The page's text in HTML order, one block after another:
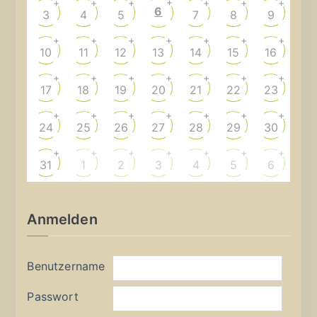
3
+
4
+
5
+
6 7
+
8
+
9
+
10
+
11
+
12
+
13
+
14
+
15
+
16
+
17
+
18
+
19
+
20
+
21
+
22
+
23
+
24
+
25
+
26
+
27
+
28
+
29
+
30
+
31
+
1
+
2
+
3
+
4
+
5
+
6
+
Anmelden
Benutzername
Passwort